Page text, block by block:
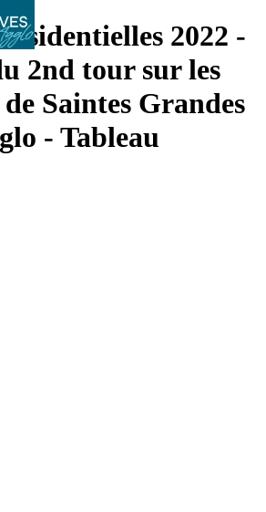
2022 -
2nd tour sur les
Saintes Grandes
- Tableau